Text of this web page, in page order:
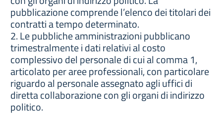
pubblicazione comprende l’elenco dei titolari dei
contratti a tempo determinato.
2. Le pubbliche amministrazioni pubblicano
trimestralmente i dati relativi al costo
complessivo del personale di cui al comma 1,
articolato per aree professionali, con particolare
riguardo al personale assegnato agli uffici di
diretta collaborazione con gli organi di indirizzo
politico.